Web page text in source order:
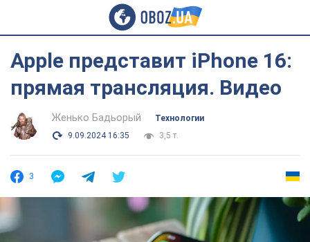
Apple представит iPhone 16:
прямая трансляция. Видео
Женько Бадьорый
Технологии
9.09.2024 16:35
3,5 т.
3